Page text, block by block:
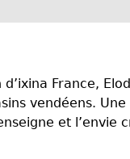
France,
vendéens.
et l’envie